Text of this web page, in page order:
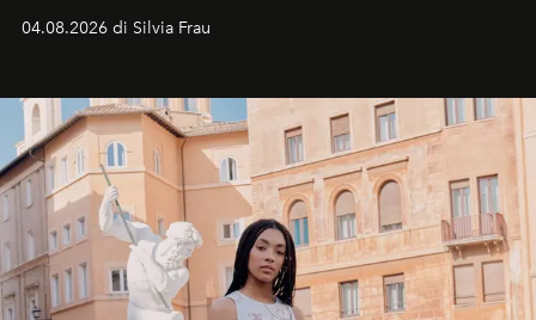
04.08.2026 di Silvia Frau